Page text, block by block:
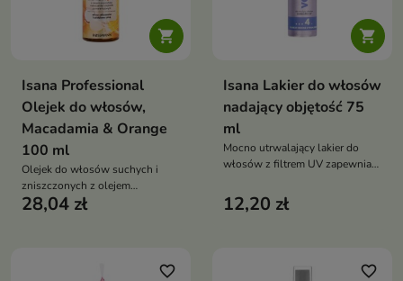

Isana Professional
Olejek do włosów,
Macadamia & Orange
100 ml
Olejek do włosów suchych i
zniszczonych z olejem
makadamia i olejkiem
28,04 zł

Isana Lakier do włosów
nadający objętość 75
ml
Mocno utrwalający lakier do
włosów z filtrem UV zapewnia
i chroni przed słońcem, nie
obciążając włosów
12,20 zł
favorite_border favorite_border